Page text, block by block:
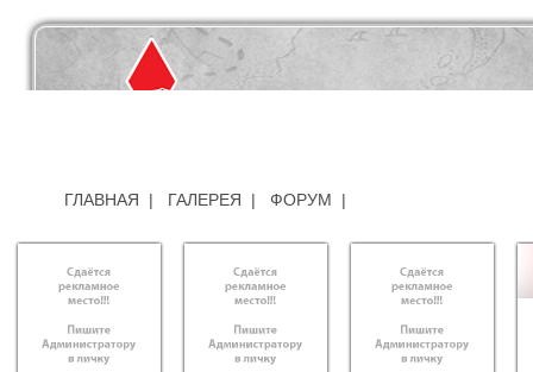
ГЛАВНАЯ | ГАЛЕРЕЯ | ФОРУМ |